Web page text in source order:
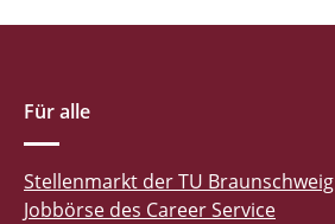
Für alle
Stellenmarkt der TU Braunschweig
Jobbörse des Career Service